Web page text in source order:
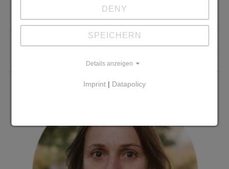
+49 174 3 21 17 08
+49 361 6 42 11 71
c.zobel(at)anschubladen.de
DENY
SPEICHERN
Details anzeigen
Imprint | Datapolicy